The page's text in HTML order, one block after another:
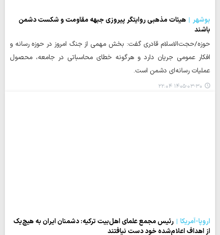
بوشهر
هیئات مذهبی روایتگر پیروزی جبهه مقاومت و شکست دشمن
باشند
حوزه/حجت‌الاسلام قادری گفت: بخش مهمی از جنگ امروز در حوزه رسانه و
افکار عمومی جریان دارد و هرگونه خطای محاسباتی در جامعه، محصول
عملیات رسانه‌ای دشمن است.
۱۴۰۵-۰۳-۳۰ ۲۲:۰۴
اروپا-آمریکا
رئیس مجمع علمای اهل‌بیت ترکیه: دشمنان ایران به هیچ‌یک
از اهداف اعلام‌شده خود دست نیافتند